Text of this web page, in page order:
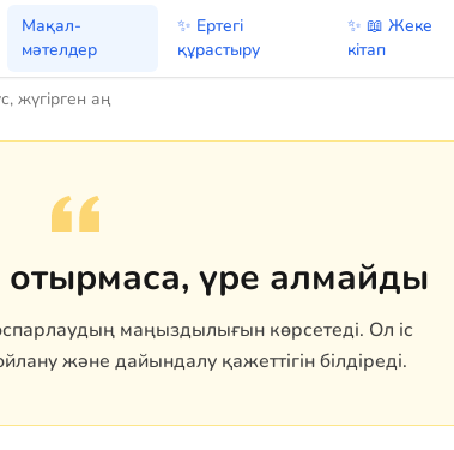
Мақал-
мәтелдер
✨ Ертегі
құрастыру
✨ 📖 Жеке
кітап
жүгірген аң
үре алмайды
маңыздылығын көрсетеді. Ол іс
және дайындалу қажеттігін білдіреді.